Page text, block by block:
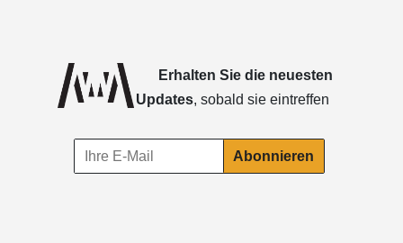
Erhalten Sie die neuesten
Updates, sobald sie eintreffen